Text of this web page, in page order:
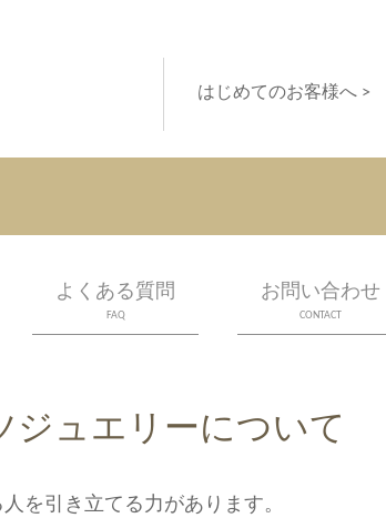
はじめてのお客様へ >
よくある質問
FAQ
お問い合わせ
CONTACT
ュエリーについて
を引き立てる力があります。